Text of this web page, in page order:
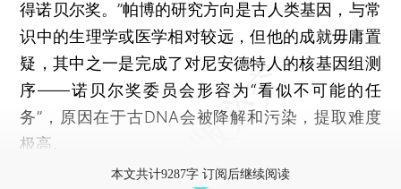
得诺贝尔奖。”帕博的研究方向是古人类基因，与常
识中的生理学或医学相对较远，但他的成就毋庸置
疑，其中之一是完成了对尼安德特人的核基因组测
序——诺贝尔奖委员会形容为“看似不可能的任
务”，原因在于古DNA会被降解和污染，提取难度
极高。
本文共计9287字 订阅后继续阅读